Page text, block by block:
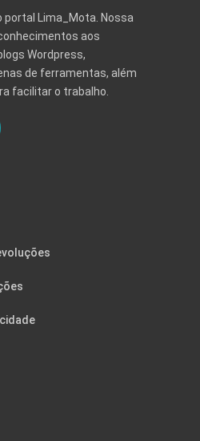
portal Lima_Mota. Nossa
aos
Wordpress,
de ferramentas, além
facilitar o trabalho.